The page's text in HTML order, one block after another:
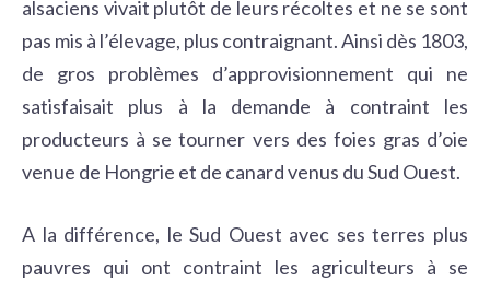
alsaciens vivait plutôt de leurs récoltes et ne se sont
pas mis à l’élevage, plus contraignant. Ainsi dès 1803,
de gros problèmes d’approvisionnement qui ne
satisfaisait plus à la demande à contraint les
producteurs à se tourner vers des foies gras d’oie
venue de Hongrie et de canard venus du Sud Ouest.
A la différence, le Sud Ouest avec ses terres plus
pauvres qui ont contraint les agriculteurs à se